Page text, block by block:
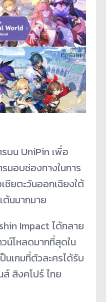
บน UniPin เพื่อ
มอบช่องทางในการ
เชียตะวันออกเฉียงใต้
นมากมาย
Impact ได้กลาย
น์โหลดมากที่สุดใน
นเกมที่ตัวละครได้รับ
สิงคโปร์ ไทย